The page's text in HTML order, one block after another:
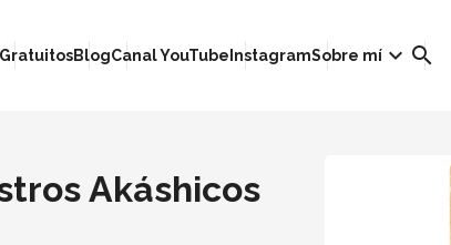
GratuitosBlogCanal YouTubeInstagramSobre mí keyboard_arrow_down search
Akáshicos